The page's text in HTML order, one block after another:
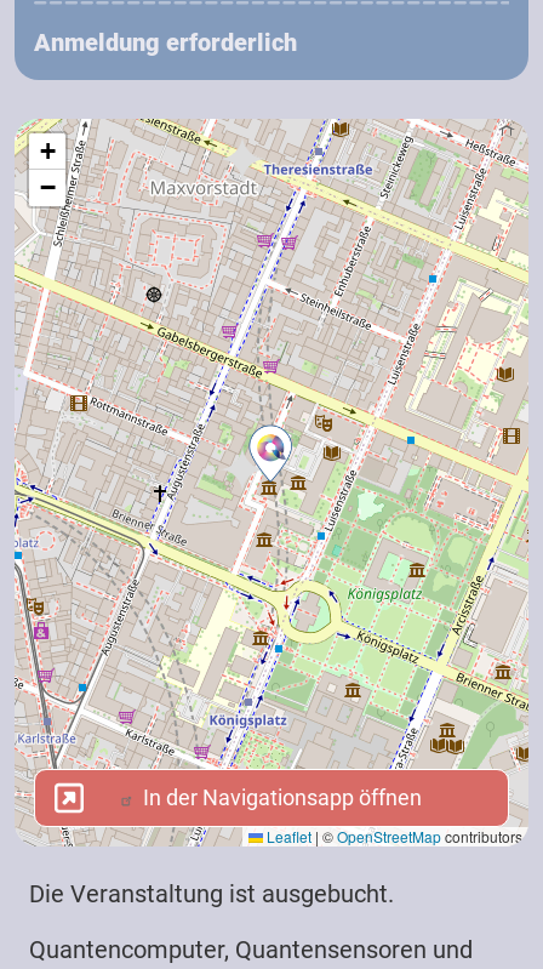
Anmeldung erforderlich
+
−
Leaflet | ©OpenStreetMapcontributors
In der Navigationsapp öffnen
In der Navigationsapp öffnen
Die Veranstaltung ist ausgebucht.
Quantencomputer, Quantensensoren und